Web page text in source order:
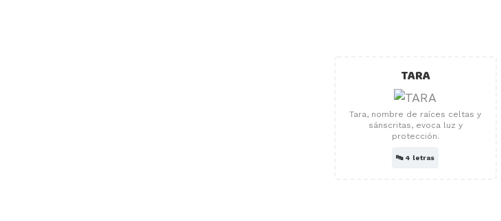
TARA
Tara, nombre de raíces celtas y
sánscritas, evoca luz y
protección.
🔤 4 letras